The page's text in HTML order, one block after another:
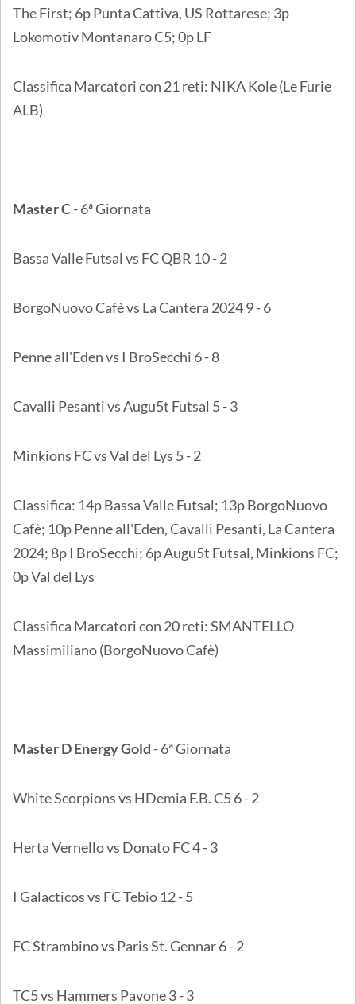
The First; 6p Punta Cattiva, US Rottarese; 3p
Lokomotiv Montanaro C5; 0p LF
Classifica Marcatori con 21 reti: NIKA Kole (Le Furie
ALB)
Master C- 6ª Giornata
Bassa Valle Futsal vs FC QBR 10 - 2
BorgoNuovo Cafè vs La Cantera 2024 9 - 6
Penne all'Eden vs I BroSecchi 6 - 8
Cavalli Pesanti vs Augu5t Futsal 5 - 3
Minkions FC vs Val del Lys 5 - 2
Classifica: 14p Bassa Valle Futsal; 13p BorgoNuovo
Cafè; 10p Penne all'Eden, Cavalli Pesanti, La Cantera
2024; 8p I BroSecchi; 6p Augu5t Futsal, Minkions FC;
0p Val del Lys
Classifica Marcatori con 20 reti: SMANTELLO
Massimiliano (BorgoNuovo Cafè)
Master D Energy Gold - 6ª Giornata
White Scorpions vs HDemia F.B. C5 6 - 2
Herta Vernello vs Donato FC 4 - 3
I Galacticos vs FC Tebio 12 - 5
FC Strambino vs Paris St. Gennar 6 - 2
TC5 vs Hammers Pavone 3 - 3